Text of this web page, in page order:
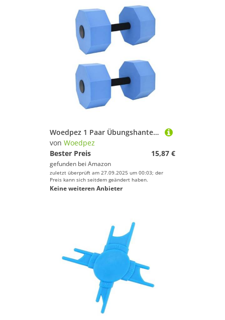
Woedpez 1 Paar Übungshanteln, Wasser-Aerobic-Schaumstoff, Hanteln für Aerobic-Fitness- und Poolübungen, Schaumstoff, Hanteln
von Woedpez
Bester Preis
15,87 €
gefunden bei Amazon
zuletzt überprüft am 27.09.2025 um 00:03; der
Preis kann sich seitdem geändert haben.
Keine weiteren Anbieter